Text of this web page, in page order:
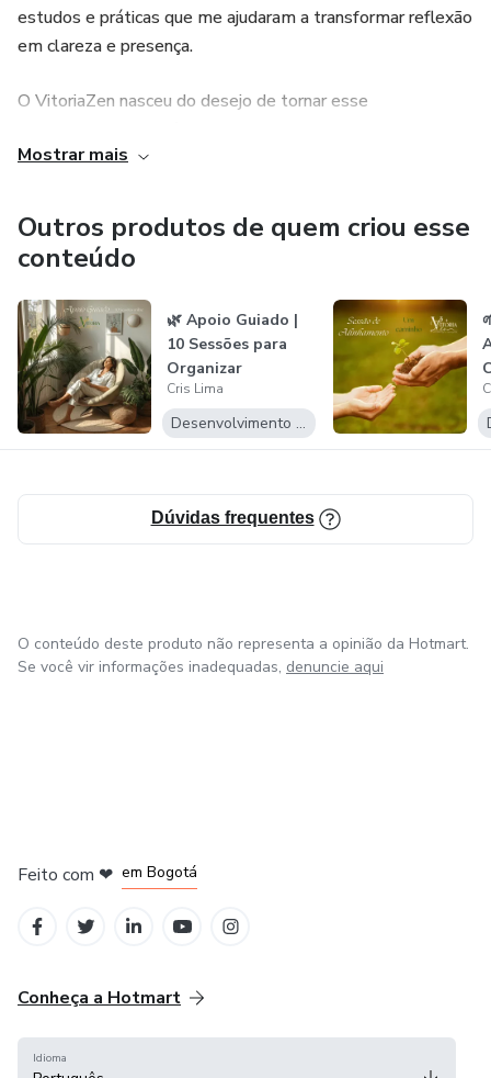
A leitura é elaborada exclusivamente a partir dos seus
e organização de percepções.
Não substitui acompanhamento terapêutico, psicológico ou
médico.
estudos e práticas que me ajudaram a transformar reflexão
em clareza e presença.
O VitoriaZen nasceu do desejo de tornar esse
e conscientes para quem busca compreender melhor o que
mais leve, presente e harmoniosa consigo mesmo.
Mostrar mais
Outros produtos de quem criou esse
conteúdo
🌿 Apoio Guiado |
10 Sessões para
Organizar
Emoções, Hábitos...
Cris Lima
Desenvolvimento Pessoal
Dúvidas frequentes
O conteúdo deste produto não representa a opinião da Hotmart.
Se você vir informações inadequadas, denuncie aqui
Feito com ❤ em Bogotá
Conheça a Hotmart
Idioma